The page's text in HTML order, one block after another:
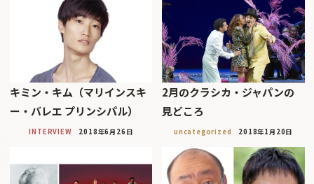
キミン・キム（マリインスキ
ー・バレエ プリンシパル）
INTERVIEW 2018年6月26日
2月のクラシカ・ジャパンの
見どころ
uncategorized 2018年1月20日